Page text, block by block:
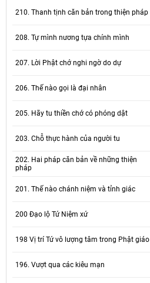
210. Thanh tịnh căn bản trong thiện pháp
208. Tự mình nương tựa chính mình
207. Lời Phật chớ nghi ngờ do dự
206. Thế nào gọi là đại nhân
205. Hãy tu thiền chớ có phóng dật
203. Chỗ thực hành của người tu
202. Hai pháp căn bản về những thiện
pháp
201. Thế nào chánh niệm và tỉnh giác
200 Đạo lộ Tứ Niệm xứ
198 Vị trí Tứ vô lượng tâm trong Phật giáo
196. Vượt qua các kiêu mạn